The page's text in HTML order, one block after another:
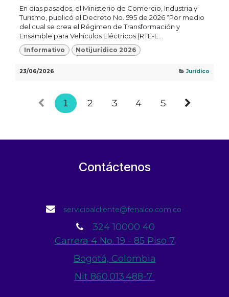
En días pasados, el Ministerio de Comercio, Industria y
Turismo, publicó el Decreto No. 595 de 2026 “Por medio
del cual se crea el Régimen de Transformación y
Ensamble para Vehículos Eléctricos (RTE-E...
Informativo Notijurídico 2026
23/06/2026 Jurídico
1 2 3 4 5
Contáctenos
servicioalcliente@fenalco.com.co
324 10000 40
Carrera 4 No. 19 - 85 Piso 7
Bogotá, Colombia
Nit 860.013.488-7